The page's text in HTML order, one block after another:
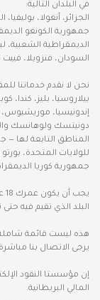
في البلدان التالية:
الجزائر، أنغولا،
جمهورية الكونغو
الديمقراطية الشعبية،
السودان، فنزويلا، فييت
نحن لا نقدم خدماتنا
بيلاروسيا، بليز، كندا،
إندونيسيا، موريشيوس،
دونيتسك ولوهانسك
المناطق التابعة لها —
للولايات المتحدة،
جمهورية كوريا
البلد الذي تقيم فيه
هذه ليست قائمة شاملة
يرجى الاتصال بنا
المالي البريطانية.